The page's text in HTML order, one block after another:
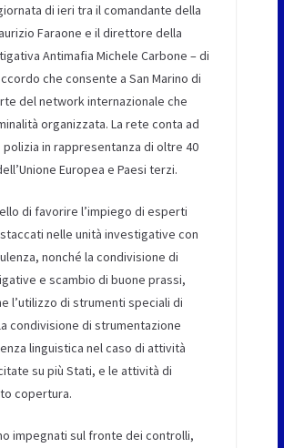
di ieri tra il comandante della
Faraone e il direttore della
Antimafia Michele Carbone – di
che consente a San Marino di
del network internazionale che
organizzata. La rete conta ad
in rappresentanza di oltre 40
Europea e Paesi terzi.
di favorire l’impiego di esperti
nelle unità investigative con
nonché la condivisione di
e scambio di buone prassi,
l’utilizzo di strumenti speciali di
condivisione di strumentazione
linguistica nel caso di attività
su più Stati, e le attività di
copertura.
impegnati sul fronte dei controlli,